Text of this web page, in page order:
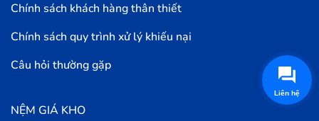
Chính sách khách hàng thân thiết
Chính sách quy trình xử lý khiếu nại
Câu hỏi thường gặp
NỆM GIÁ KHO
Liên hệ